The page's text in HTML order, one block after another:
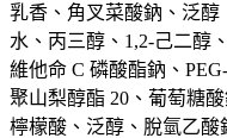
乳香、角叉菜酸鈉、泛醇
水、丙三醇、1,2-己二醇
維他命 C 磷酸酯鈉、
聚山梨醇酯 20、葡萄糖
檸檬酸、泛醇、脫氫乙